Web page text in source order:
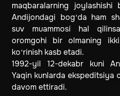
maqbaralarning
Andijondagi bog‘da ham
suv muammosi hal
oromgohi bir olmaning
ko‘rinish kasb etadi.
1992-yil 12-dekabr kuni
Yaqin kunlarda ekspeditsiya
davom ettiradi.